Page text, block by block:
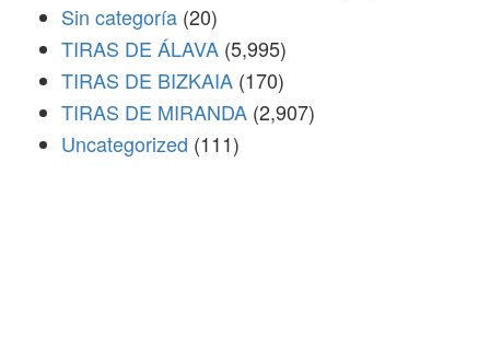
Sin categoría (20)
TIRAS DE ÁLAVA (5,995)
TIRAS DE BIZKAIA (170)
TIRAS DE MIRANDA (2,907)
Uncategorized (111)